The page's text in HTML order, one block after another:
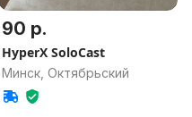
90 р.
HyperX SoloCast
Минск, Октябрьский